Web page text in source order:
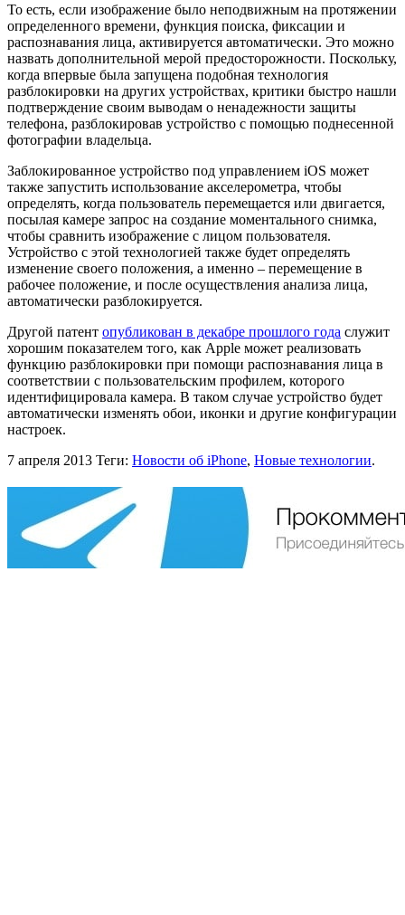
То есть, если изображение было неподвижным на протяжении
определенного времени, функция поиска, фиксации и
распознавания лица, активируется автоматически. Это можно
назвать дополнительной мерой предосторожности. Поскольку,
когда впервые была запущена подобная технология
разблокировки на других устройствах, критики быстро нашли
подтверждение своим выводам о ненадежности защиты
телефона, разблокировав устройство с помощью поднесенной
фотографии владельца.
Заблокированное устройство под управлением iOS может
также запустить использование акселерометра, чтобы
определять, когда пользователь перемещается или двигается,
посылая камере запрос на создание моментального снимка,
чтобы сравнить изображение с лицом пользователя.
Устройство с этой технологией также будет определять
изменение своего положения, а именно – перемещение в
рабочее положение, и после осуществления анализа лица,
автоматически разблокируется.
Другой патент опубликован в декабре прошлого года служит
хорошим показателем того, как Apple может реализовать
функцию разблокировки при помощи распознавания лица в
соответствии с пользовательским профилем, которого
идентифицировала камера. В таком случае устройство будет
автоматически изменять обои, иконки и другие конфигурации
настроек.
7 апреля 2013 Теги: Новости об iPhone, Новые технологии.